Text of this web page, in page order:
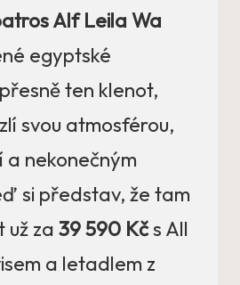
Alf Leila Wa
egyptské
ten klenot,
svou atmosférou,
a nekonečným
si představ, že tam
už za 39 590 Kčs All
a letadlem z